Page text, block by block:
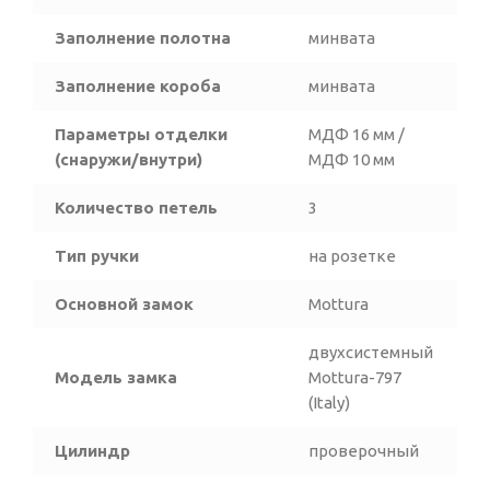
Заполнение полотна минвата
Заполнение короба минвата
Параметры отделки
(снаружи/внутри)
МДФ 16 мм /
МДФ 10 мм
Количество петель 3
Тип ручки на розетке
Основной замок Mottura
Модель замка
двухсистемный
Mottura-797
(Italy)
Цилиндр проверочный